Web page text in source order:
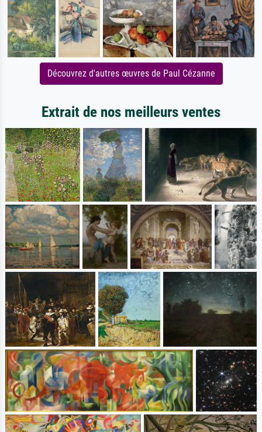
Découvrez d'autres œuvres de Paul Cézanne
Extrait de nos meilleurs ventes